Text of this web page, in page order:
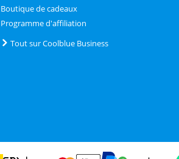
Boutique de cadeaux
Programme d'affiliation
Tout sur Coolblue Business